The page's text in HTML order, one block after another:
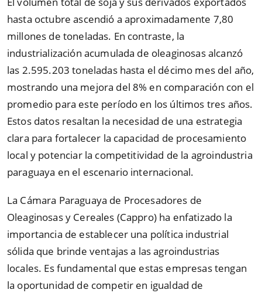
hasta octubre ascendió a aproximadamente 7,80
millones de toneladas. En contraste, la
industrialización acumulada de oleaginosas alcanzó
las 2.595.203 toneladas hasta el décimo mes del año,
mostrando una mejora del 8% en comparación con el
promedio para este período en los últimos tres años.
Estos datos resaltan la necesidad de una estrategia
clara para fortalecer la capacidad de procesamiento
local y potenciar la competitividad de la agroindustria
paraguaya en el escenario internacional.
La Cámara Paraguaya de Procesadores de
Oleaginosas y Cereales (Cappro) ha enfatizado la
importancia de establecer una política industrial
sólida que brinde ventajas a las agroindustrias
locales. Es fundamental que estas empresas tengan
la oportunidad de competir en igualdad de